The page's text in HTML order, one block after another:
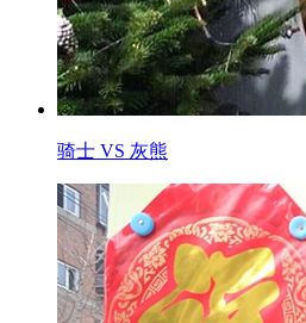
骑士 VS 灰熊